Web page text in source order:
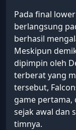
Pada final
berlangsung
berhasil
Meskipun
dipimpin oleh
terberat yang
tersebut,
game pertama,
sejak awal dan
timnya.